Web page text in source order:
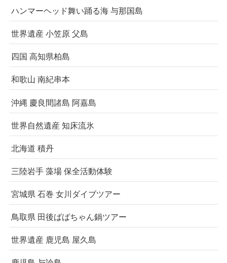
ハンマーヘッド舞い踊る海 与那国島
世界遺産 小笠原 父島
四国 高知県柏島
和歌山 南紀串本
沖縄 慶良間諸島 阿嘉島
世界自然遺産 知床流氷
北海道 積丹
三陸岩手 藻場 保全活動体験
宮城県 石巻 女川ダイブツアー
鳥取県 田後ばばちゃん鍋ツアー
世界遺産 鹿児島 屋久島